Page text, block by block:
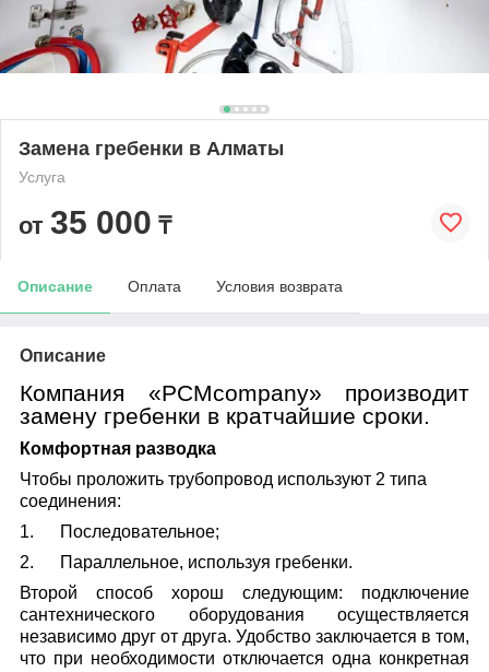
Замена гребенки в Алматы
Услуга
от 35 000 ₸
Описание Оплата Условия возврата
Описание
Компания «PCMcompany» производит
замену гребенки в кратчайшие сроки.
Комфортная разводка
Чтобы проложить трубопровод используют 2 типа
соединения:
1.
Последовательное;
2.
Параллельное, используя гребенки.
Второй способ хорош следующим: подключение
сантехнического оборудования осуществляется
независимо друг от друга. Удобство заключается в том,
что при необходимости отключается одна конкретная